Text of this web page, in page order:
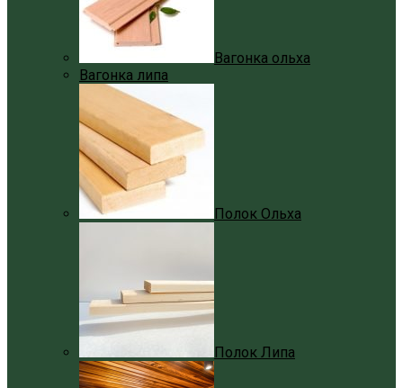
Вагонка ольха
Вагонка липа
Полок Ольха
Полок Липа